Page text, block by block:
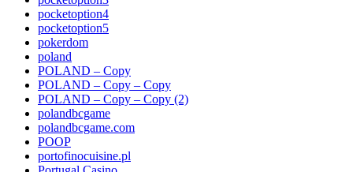
pocketoption4
pocketoption5
pokerdom
poland
POLAND – Copy
POLAND – Copy – Copy
POLAND – Copy – Copy (2)
polandbcgame
polandbcgame.com
POOP
portofinocuisine.pl